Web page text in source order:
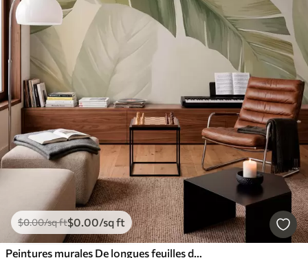
$0.00/sq ft$0.00/sq ft
Peintures murales De longues feuilles de bananier